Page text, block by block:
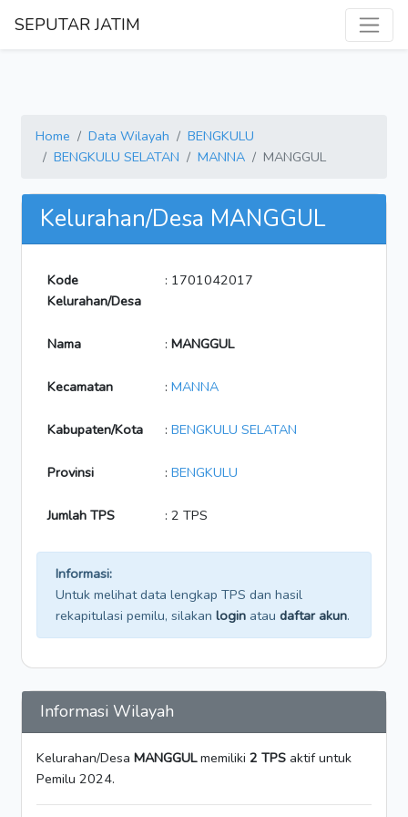
SEPUTAR JATIM
Home Data Wilayah
BENGKULU
BENGKULU SELATAN
MANNA MANGGUL
Kelurahan/Desa MANGGUL
Kode
Kelurahan/Desa
: 1701042017
Nama : MANGGUL
Kecamatan : MANNA
Kabupaten/Kota : BENGKULU SELATAN
Provinsi : BENGKULU
Jumlah TPS : 2 TPS
Informasi:
Untuk melihat data lengkap TPS dan hasil
rekapitulasi pemilu, silakan login atau daftar akun.
Informasi Wilayah
Kelurahan/Desa MANGGULmemiliki 2 TPS aktif untuk
Pemilu 2024.